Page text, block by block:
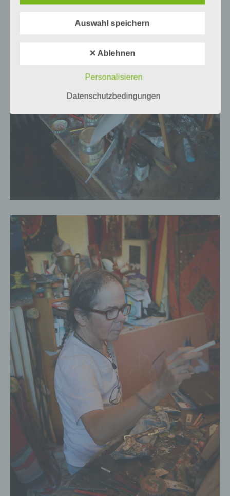
g) Verantwortlicher oder für die
Verarbeitung Verantwortlicher
Verantwortlicher oder für die
Verarbeitung Verantwortlicher ist die
natürliche oder juristische Person,
Behörde, Einrichtung oder andere
Stelle, die allein oder gemeinsam mit
der Verarbeitung von
personenbezogenen Daten
entscheidet. Sind die Zwecke und
Mittel dieser Verarbeitung durch das
Unionsrecht oder das Recht der
Mitgliedstaaten vorgegeben, so kann
der Verantwortliche beziehungsweise
können die bestimmten Kriterien
seiner Benennung nach dem
Unionsrecht oder dem Recht der
Mitgliedstaaten vorgesehen werden.
h) Auftragsverarbeiter
Auftragsverarbeiter ist eine natürliche
oder juristische Person, Behörde,
Einrichtung oder andere Stelle, die
personenbezogene Daten im Auftrag
des Verantwortlichen verarbeitet.
i) Empfänger
Empfänger ist eine natürliche oder
juristische Person, Behörde,
Einrichtung oder andere Stelle, der
personenbezogene Daten offengelegt
werden, unabhängig davon, ob es
sich bei ihr um einen Dritten handelt
oder nicht. Behörden, die im Rahmen
Auswahl speichern
✕ Ablehnen
Personalisieren
Datenschutzbedingungen